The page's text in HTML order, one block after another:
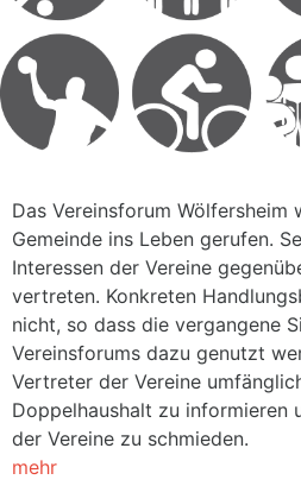
Das Vereinsforum Wölfersheim
Gemeinde ins Leben gerufen.
Interessen der Vereine
vertreten. Konkreten
nicht, so dass die vergangene
Vereinsforums dazu genutzt
Vertreter der Vereine
Doppelhaushalt zu informieren
der Vereine zu schmieden.
mehr